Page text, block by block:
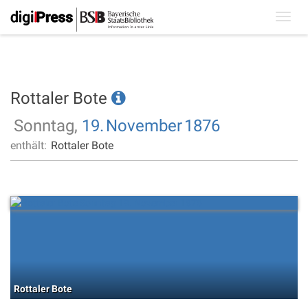
Rottaler Bote
Sonntag, 19. November1876
enthält: Rottaler Bote
Rottaler Bote